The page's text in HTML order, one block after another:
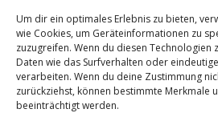
Um dir ein optimales Erlebnis zu bieten,
wie Cookies, um Geräteinformationen zu
zuzugreifen. Wenn du diesen Technologien
Daten wie das Surfverhalten oder
verarbeiten. Wenn du deine Zustimmung
zurückziehst, können bestimmte Merkmale
beeinträchtigt werden.
Monteurzimmer
Schwaben
Monteurzimmer
Monteurzimmer